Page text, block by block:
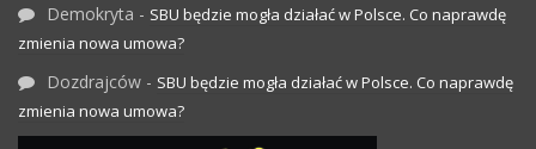
Demokryta - SBU będzie mogła działać w Polsce. Co naprawdę
zmienia nowa umowa?
Dozdrajców - SBU będzie mogła działać w Polsce. Co naprawdę
zmienia nowa umowa?